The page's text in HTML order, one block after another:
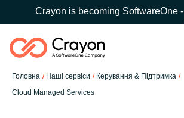
Crayon is becoming SoftwareOne -
Головна Наші сервіси
Керування & Підтримка
Cloud Managed Services
Пошук
Наша експертиза